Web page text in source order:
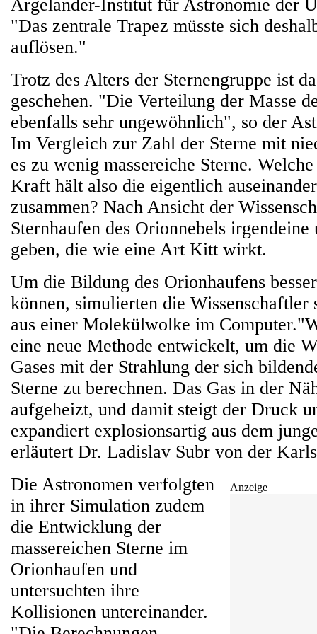
Argelander-Institut für Astronomie der
"Das zentrale Trapez müsste sich
auflösen."
Trotz des Alters der Sternengruppe ist
geschehen. "Die Verteilung der Masse
ebenfalls sehr ungewöhnlich", so der
Im Vergleich zur Zahl der Sterne mit
es zu wenig massereiche Sterne.
Kraft hält also die eigentlich
zusammen? Nach Ansicht der
Sternhaufen des Orionnebels
geben, die wie eine Art Kitt wirkt.
Um die Bildung des Orionhaufens
können, simulierten die Wissenschaftler
aus einer Molekülwolke im
eine neue Methode entwickelt, um die
Gases mit der Strahlung der sich
Sterne zu berechnen. Das Gas in der
aufgeheizt, und damit steigt der Druck
expandiert explosionsartig aus dem
erläutert Dr. Ladislav Subr von der
Anzeige
Die Astronomen verfolgten
in ihrer Simulation zudem
die Entwicklung der
massereichen Sterne im
Orionhaufen und
untersuchten ihre
Kollisionen untereinander.